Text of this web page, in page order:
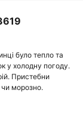
було тепло та
у холодну погоду.
Пристебни
чи морозно.